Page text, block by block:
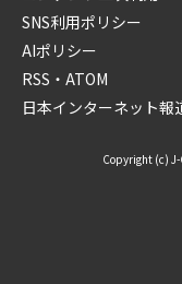
SNS利用ポリシー
AIポリシー
RSS・ATOM
日本インターネット報
Copyright (c)